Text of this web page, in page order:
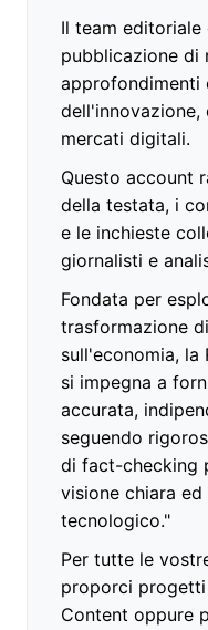
Il team
pubblicazione di
approfondimenti
dell'innovazione,
mercati digitali.
Questo account
della testata, i
e le inchieste
giornalisti e
Fondata per
trasformazione
sull'economia, la
si impegna a
accurata,
seguendo
di fact-checking
visione chiara
tecnologico."
Per tutte le
proporci
Content oppure